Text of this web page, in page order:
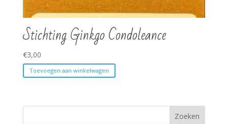
Stichting Ginkgo Condoleance
€3,00
Toevoegen aan winkelwagen